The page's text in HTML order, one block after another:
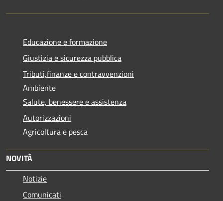
Educazione e formazione
Giustizia e sicurezza pubblica
Tributi,finanze e contravvenzioni
Ambiente
Salute, benessere e assistenza
Autorizzazioni
Agricoltura e pesca
NOVITÀ
Notizie
Comunicati